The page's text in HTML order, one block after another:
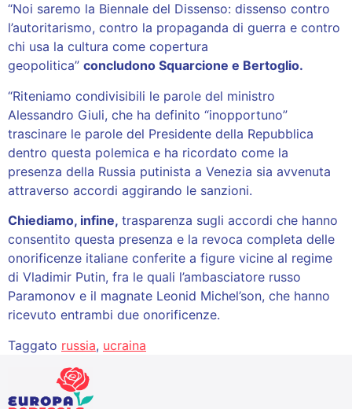
“Noi saremo la Biennale del Dissenso: dissenso contro
l’autoritarismo, contro la propaganda di guerra e contro
chi usa la cultura come copertura
geopolitica” concludono Squarcione e Bertoglio.
“Riteniamo condivisibili le parole del ministro
Alessandro Giuli, che ha definito “inopportuno”
trascinare le parole del Presidente della Repubblica
dentro questa polemica e ha ricordato come la
presenza della Russia putinista a Venezia sia avvenuta
attraverso accordi aggirando le sanzioni.
Chiediamo, infine, trasparenza sugli accordi che hanno
consentito questa presenza e la revoca completa delle
onorificenze italiane conferite a figure vicine al regime
di Vladimir Putin, fra le quali l’ambasciatore russo
Paramonov e il magnate Leonid Michel’son, che hanno
ricevuto entrambi due onorificenze.
Taggato russia, ucraina